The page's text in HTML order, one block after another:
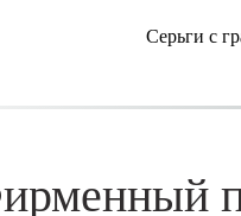
Серьги с